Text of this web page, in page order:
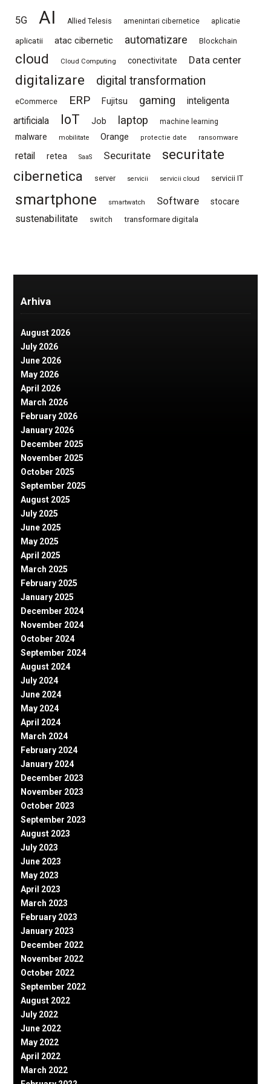
5G AI Allied Telesis amenintari cibernetice aplicatie
aplicatii atac cibernetic automatizare Blockchain
cloud Cloud Computing conectivitate Data center
digitalizare digital transformation
eCommerce ERP Fujitsu gaming
inteligenta
artificiala
IoT Job laptop machine learning
malware mobilitate Orange protectie date ransomware
retail retea SaaS Securitate
securitate
cibernetica
server servicii servicii cloud servicii IT
smartphone smartwatch Software stocare
sustenabilitate switch transformare digitala
Arhiva
August 2026
July 2026
June 2026
May 2026
April 2026
March 2026
February 2026
January 2026
December 2025
November 2025
October 2025
September 2025
August 2025
July 2025
June 2025
May 2025
April 2025
March 2025
February 2025
January 2025
December 2024
November 2024
October 2024
September 2024
August 2024
July 2024
June 2024
May 2024
April 2024
March 2024
February 2024
January 2024
December 2023
November 2023
October 2023
September 2023
August 2023
July 2023
June 2023
May 2023
April 2023
March 2023
February 2023
January 2023
December 2022
November 2022
October 2022
September 2022
August 2022
July 2022
June 2022
May 2022
April 2022
March 2022